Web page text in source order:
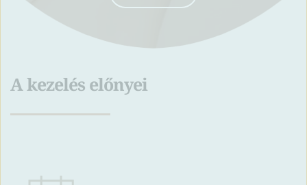
A kezelés előnyei